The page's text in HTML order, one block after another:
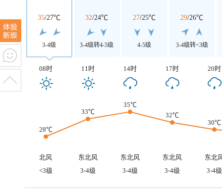
35/27℃
3-4级
32/24℃
3-4级转4-5级
27/25℃
4-5级
29/26℃
3-4级转<3级
08时 11时 14时 17时 20时
28℃
33℃
35℃
32℃
30℃
北风 东北风 东北风 东北风
东北
<3级
3-4级 3-4级 3-4级 3-4级